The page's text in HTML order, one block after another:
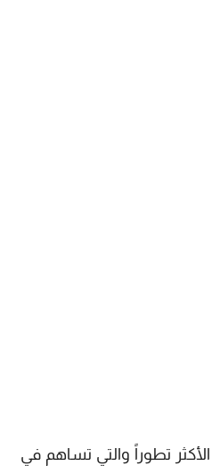
4 نانومتر الأكثر تطوراً والتي تساهم في